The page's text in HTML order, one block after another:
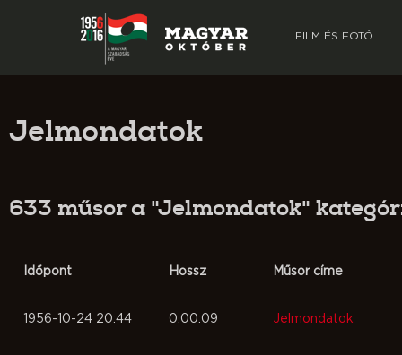
FILM ÉS FOTÓ
Jelmondatok
633 műsor a "Jelmondatok"
Időpont Hossz Műsor címe
1956-10-24 20:44 0:00:09 Jelmondatok